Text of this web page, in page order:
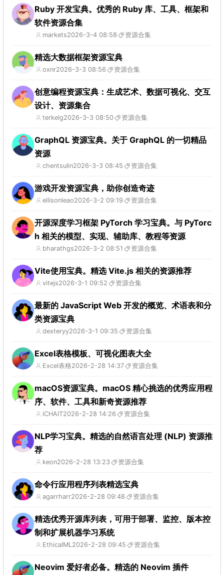
Ruby 开发宝典。优秀的 Ruby 库、工具、框架和
软件资源合集
markets2026-3-4 08:58 资源合集
精选大数据框架资源宝典
oxnr2026-3-3 08:56 资源合集
创意编程资源宝典：生成艺术、数据可视化、交互
设计、资源集合
terkelg2026-3-3 08:50 资源合集
GraphQL 资源宝典。关于 GraphQL 的一切精品
资源
chentsulin2026-3-3 08:45 资源合集
游戏开发资源宝典，助你创造奇迹
ellisonleao2026-3-2 09:19 资源合集
开源深度学习框架 PyTorch 学习宝典。与 PyTorc
h 相关的模型、实现、辅助库、教程等资源
bharathgs2026-3-2 08:51 资源合集
Vite使用宝典。精选 Vite.js 相关的资源推荐
vitejs2026-3-1 09:52 资源合集
最新的 JavaScript Web 开发的概览、术语表和分
类资源宝典
dexteryy2026-3-1 09:35 资源合集
Excel表格模板、可视化图表大全
Excel表格2026-2-28 14:37 资源合集
macOS资源宝典。macOS 精心挑选的优秀应用程
序、软件、工具和新奇资源推荐
iCHAIT2026-2-28 14:26 资源合集
NLP学习宝典。精选的自然语言处理 (NLP) 资源推
荐
keon2026-2-28 13:23 资源合集
命令行应用程序列表精选宝典
agarrharr2026-2-28 09:48 资源合集
精选优秀开源库列表，可用于部署、监控、版本控
制和扩展机器学习系统
EthicalML2026-2-28 09:45 资源合集
Neovim 爱好者必备。精选的 Neovim 插件